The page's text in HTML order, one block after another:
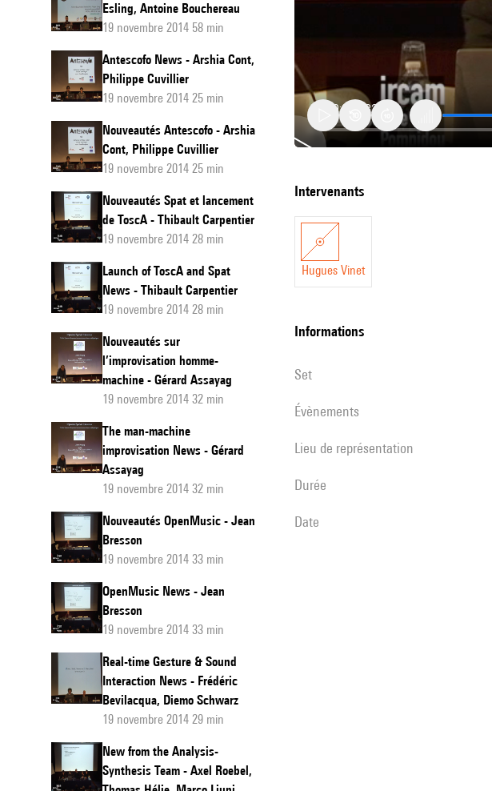
Esling, Antoine Bouchereau
19 novembre 2014 58 min
Antescofo News - Arshia Cont,
Philippe Cuvillier
19 novembre 2014 25 min
Nouveautés Antescofo - Arshia
Cont, Philippe Cuvillier
19 novembre 2014 25 min
Nouveautés Spat et lancement
de ToscA - Thibault Carpentier
19 novembre 2014 28 min
Launch of ToscA and Spat
News - Thibault Carpentier
19 novembre 2014 28 min
Nouveautés sur
l’improvisation homme-
machine - Gérard Assayag
19 novembre 2014 32 min
The man-machine
improvisation News - Gérard
Assayag
19 novembre 2014 32 min
Nouveautés OpenMusic - Jean
Bresson
19 novembre 2014 33 min
OpenMusic News - Jean
Bresson
19 novembre 2014 33 min
Real-time Gesture & Sound
Interaction News - Frédéric
Bevilacqua, Diemo Schwarz
19 novembre 2014 29 min
New from the Analysis-
Synthesis Team - Axel Roebel,
Overview
les
nouveautés
R&D
intervenants
Hugues Vinet
informations
set
évènements
Lieu de représentation
durée
date